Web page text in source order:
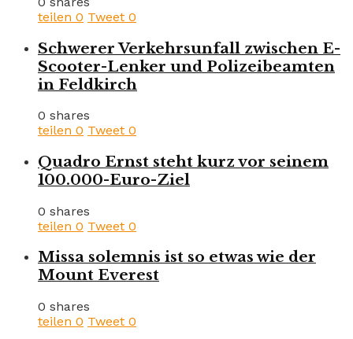
teilen 0 Tweet 0
Schwerer Verkehrsunfall zwischen E-
Scooter-Lenker und Polizeibeamten
in Feldkirch
0 shares
teilen 0 Tweet 0
Quadro Ernst steht kurz vor seinem
100.000-Euro-Ziel
0 shares
teilen 0 Tweet 0
Missa solemnis ist so etwas wie der
Mount Everest
0 shares
teilen 0 Tweet 0